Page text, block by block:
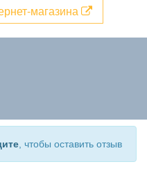
магазина
, чтобы оставить отзыв